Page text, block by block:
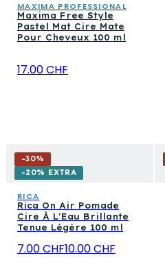
MAXIMA PROFESSIONAL
Maxima Free Style
Pastel Mat Cire Mate
Pour Cheveux 100 ml
17.00 CHF
-30%
-20% EXTRA
RICA
Rica On Air Pomade
Cire À L'Eau Brillante
Tenue Légère 100 ml
7.00 CHF10.00 CHF